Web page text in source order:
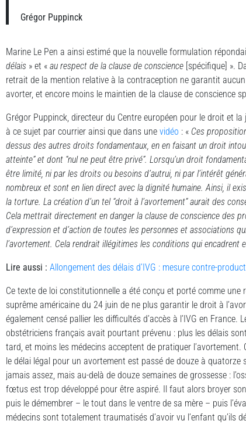
Grégor Puppinck
Marine Le Pen a ainsi estimé que la nouvelle formulation
délais » et « au respect de la clause de conscience [spécifique] ».
retrait de la mention relative à la contraception ne garantit aucun
avorter, et encore moins le maintien de la clause de conscience
Grégor Puppinck, directeur du Centre européen pour le droit et
à ce sujet par courrier ainsi que dans une vidéo : « Ces
dessus des autres droits fondamentaux, en en faisant un droit
atteinte” et dont “nul ne peut être privé”. Lorsqu’un droit
être limité, ni par les droits ou besoins d’autrui, ni par l’intérêt
nombreux et sont en lien direct avec la dignité humaine. Ainsi, il
la torture. La création d’un tel “droit à l’avortement” aurait des
Cela mettrait directement en danger la clause de conscience des
d’expression et d’action de toutes les personnes et associations
l’avortement. Cela rendrait illégitimes les conditions qui encadrent
Lire aussi : Allongement des délais d’IVG : mesure contre-
Ce texte de loi constitutionnelle a été conçu et porté comme une
suprême américaine du 24 juin de ne plus garantir le droit à
également censé pallier les difficultés d’accès à l’IVG en France.
obstétriciens français avait pourtant prévenu : plus les délais
tard, et moins les médecins acceptent de pratiquer l’avortement.
le délai légal pour un avortement est passé de douze à quatorze
jamais assez, mais au-delà de douze semaines de grossesse :
fœtus est trop développé pour être aspiré. Il faut alors broyer
puis le démembrer – le tout dans le ventre de sa mère – puis
médecins sont totalement traumatisés d’avoir vu l’enfant qu’ils